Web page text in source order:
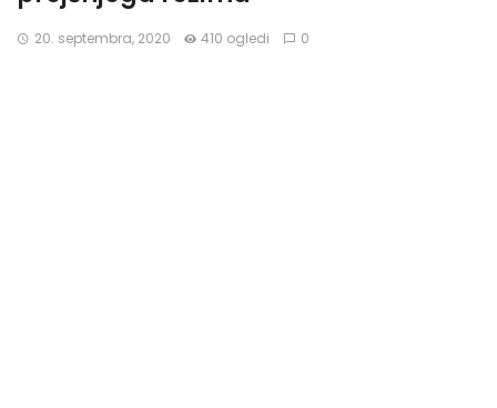
20. septembra, 2020 410 ogledi 0